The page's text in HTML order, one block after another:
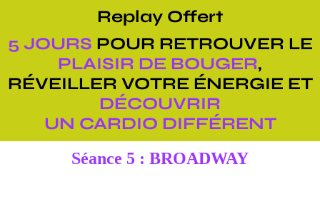
Replay Offert
5 JOURS POUR RETROUVER LE
PLAISIR DE BOUGER,
RÉVEILLER VOTRE ÉNERGIE ET
DÉCOUVRIR
UN CARDIO DIFFÉRENT
Séance 5 : BROADWAY